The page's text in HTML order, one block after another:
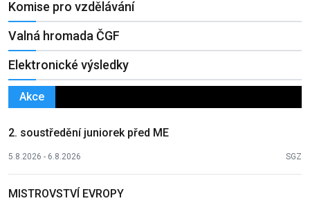
Komise pro vzdělávání
Valná hromada ČGF
Elektronické výsledky
Akce
2. soustředění juniorek před ME
5.8.2026 - 6.8.2026 SGZ
MISTROVSTVÍ EVROPY